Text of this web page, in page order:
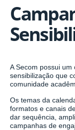
A Secom possui
sensibilização que
comunidade
Os temas da
formatos e canais
dar sequência,
campanhas de